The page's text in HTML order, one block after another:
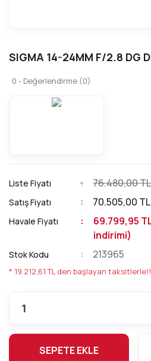
SIGMA 14-24MM F/2.8 DG
0 - Değerlendirme (0)
Liste Fiyatı 76.480,00 TL
Satış Fiyatı 70.505,00 TL
Havale Fiyatı
69.799,95
indirimi)
Stok Kodu 213965
* 19.212,61 TL den başlayan taksitlerle!!
SEPETE EKLE